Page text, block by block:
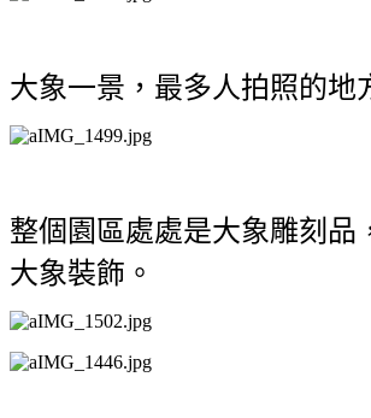
大象一景，最多人拍照的地
整個園區處處是大象雕刻品
大象裝飾。